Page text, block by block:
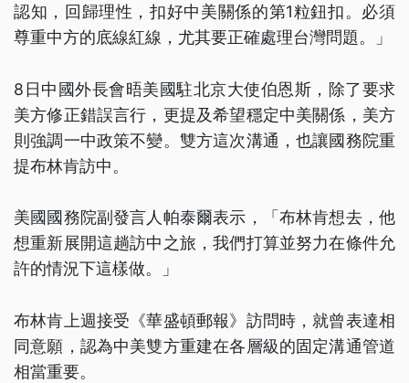
認知，回歸理性，扣好中美關係的第1粒鈕扣。必須
尊重中方的底線紅線，尤其要正確處理台灣問題。」
8日中國外長會晤美國駐北京大使伯恩斯，除了要求
美方修正錯誤言行，更提及希望穩定中美關係，美方
則強調一中政策不變。雙方這次溝通，也讓國務院重
提布林肯訪中。
美國國務院副發言人帕泰爾表示，「布林肯想去，他
想重新展開這趟訪中之旅，我們打算並努力在條件允
許的情況下這樣做。」
布林肯上週接受《華盛頓郵報》訪問時，就曾表達相
同意願，認為中美雙方重建在各層級的固定溝通管道
相當重要。